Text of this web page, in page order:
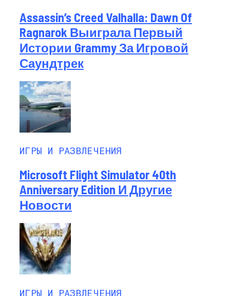
Assassin’s Creed Valhalla: Dawn Of
Ragnarok Выиграла Первый
Истории Grammy За Игровой
Саундтрек
ИГРЫ И РАЗВЛЕЧЕНИЯ
Microsoft Flight Simulator 40th
Anniversary Edition И Другие
Новости
ИГРЫ И РАЗВЛЕЧЕНИЯ